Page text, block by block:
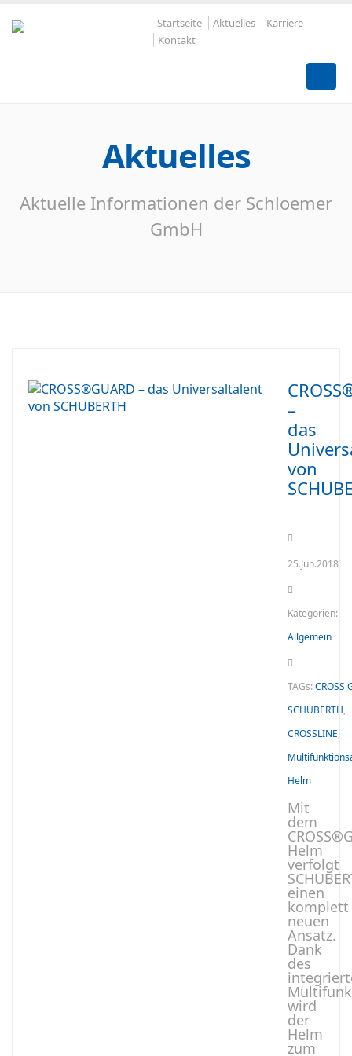
Startseite Aktuelles
Karriere
Kontakt
Aktuelles
Aktuelle Informationen der Schloemer
GmbH
–
das
von
25.Jun.2018
Kategorien:
Allgemein
TAGs:CROSS
SCHUBERTH,
CROSSLINE,
Helm
Mit
dem
Helm
verfolgt
einen
komplett
neuen
Ansatz.
Dank
des
wird
der
Helm
zum